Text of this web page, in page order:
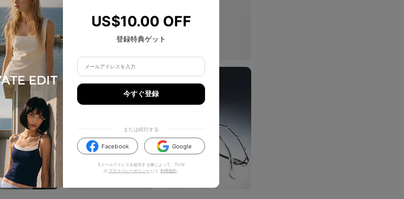
US$10.00 OFF
登録特典ゲット
今すぐ登録
または続行する
Facebook Google
Eメールアドレスを提供する事によって、TIJN
の プライバシーポリシー にと 利用規約 .